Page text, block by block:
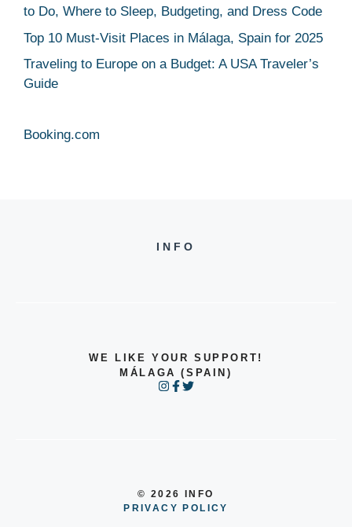
to Do, Where to Sleep, Budgeting, and Dress Code
Top 10 Must-Visit Places in Málaga, Spain for 2025
Traveling to Europe on a Budget: A USA Traveler’s
Guide
Booking.com
INFO
WE LIKE YOUR SUPPORT!
MÁLAGA (SPAIN)
© 2026 INFO
PRIVACY POLICY